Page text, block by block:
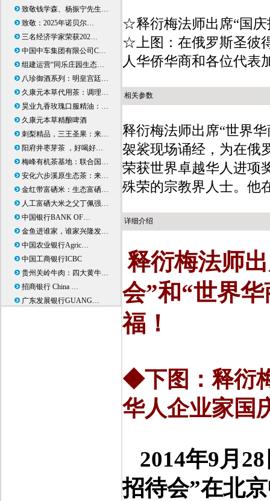
致敬钱学森、杨振宁先生…
致敬：2025年诺贝尔…
三名经济学家荣获202…
中国中车集团有限公司C…
组建运营“同乐庄园生态…
八珍御酒系列：明皇宫廷…
久康元本草代用茶：调理…
昊业九香玫瑰口服精油：…
久康元本草精酿啤酒
刺梨精品，三王圣果：来…
阳府井枣芽茶 ，好喝好…
梅峰有机茶基地：联合国…
安化六步溪原生态茶：来…
金红带富硒米：生态富硒…
人工富硒大米之父丁佩强…
中国银行BANK OF…
金鱼进谁家，谁家兴隆发…
中国农业银行Agric…
中国工商银行ICBC
贵州关岭牛肉：四大黄牛…
招商银行 China …
广东发展银行GUANG…
☆释衍梅法师出席“国庆
☆上图：在俄罗斯圣彼
人华侨华商和各位代表
相关参数
释衍梅法师出席“世界
袈裟现场诵经，为在俄
荣获世界卓越华人进项
殊荣的宗教界人士。他
详细介绍
释衍梅法师
会”和“世界
福！
◆下图：释衍
华人企业家国
2014年9月 28
招待会”在北